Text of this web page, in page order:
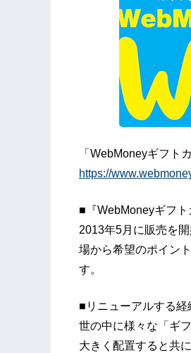
「WebMoneyギフト
https://
■『WebMoneyギフ
2013年5月に販売を
場から希望のポイン
す。
■リニューアルする経
世の中に様々な「ギ
大きく配置すると共